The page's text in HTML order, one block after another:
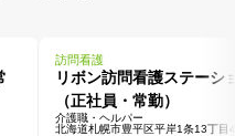
訪問看護
リボン訪問看護ステーシ
（正社員・常勤）
介護職・ヘルパー
北海道札幌市豊平区平岸1条13丁目